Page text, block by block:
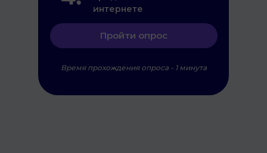
интернете
Пройти опрос
Время прохождения опроса - 1 минута